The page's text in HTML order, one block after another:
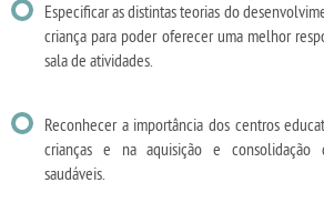
Especificar as distintas teorias do
criança para poder oferecer uma melhor
sala de atividades.
Reconhecer a importância dos centros
crianças e na aquisição e consolidação
saudáveis.